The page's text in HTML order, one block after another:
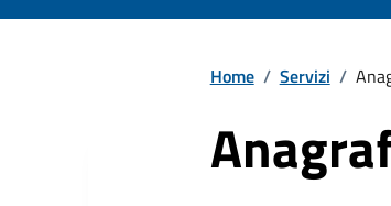
Home / Servizi /